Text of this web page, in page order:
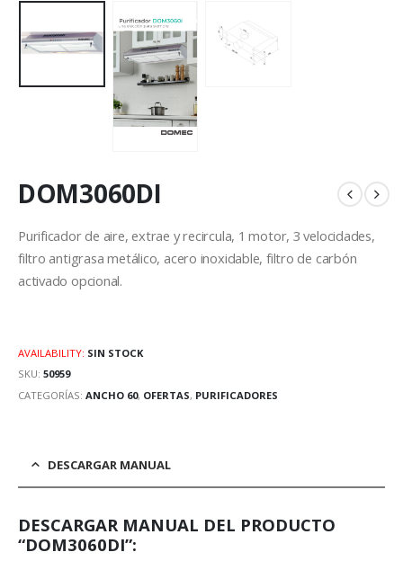
DOM3060DI
Purificador de aire, extrae y recircula, 1 motor, 3 velocidades,
filtro antigrasa metálico, acero inoxidable, filtro de carbón
activado opcional.
AVAILABILITY: SIN STOCK
SKU: 50959
CATEGORÍAS: ANCHO 60, OFERTAS, PURIFICADORES
DESCARGAR MANUAL
DESCARGAR MANUAL DEL PRODUCTO
“DOM3060DI”: